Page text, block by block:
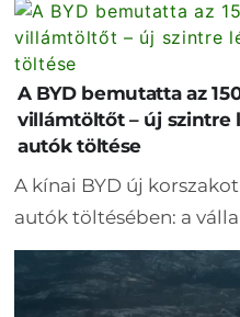
A BYD bemutatta az
villámtöltőt – új szintre
autók töltése
A kínai BYD új
autók töltésében: a